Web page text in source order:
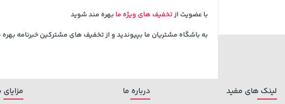
با عضویت ازتخفیف های ویژه ما بهره مند شوید
به باشگاه مشتریان ما بپیوندید و از تخفیف های مشترکین خبرنامه
لینک های مفید درباره ما